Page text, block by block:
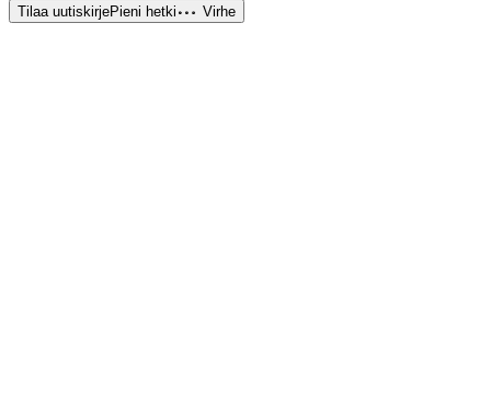
Tilaa uutiskirjePieni hetki Virhe